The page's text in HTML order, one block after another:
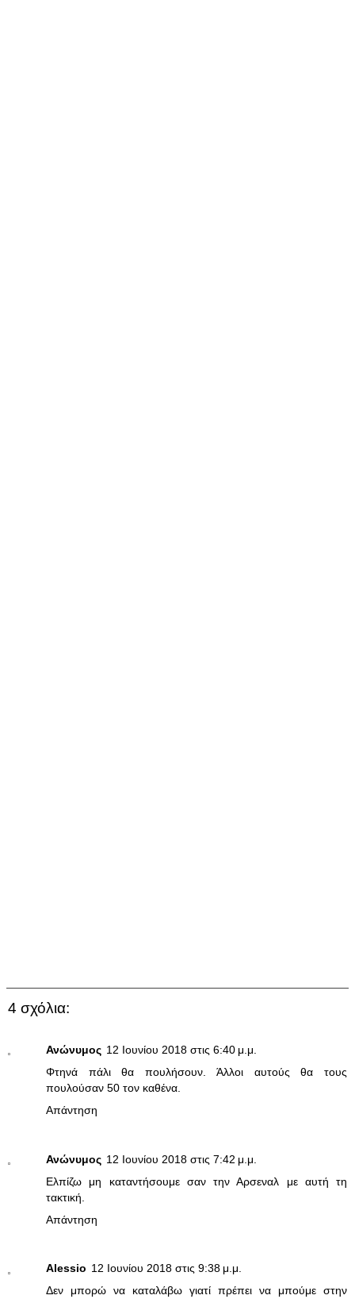
4 σχόλια:
Ανώνυμος 12 Ιουνίου 2018 στις 6:40 μ.μ.
Φτηνά πάλι θα πουλήσουν. Άλλοι αυτούς θα τους
πουλούσαν 50 τον καθένα.
Απάντηση
Ανώνυμος 12 Ιουνίου 2018 στις 7:42 μ.μ.
Ελπίζω μη καταντήσουμε σαν την Αρσεναλ με αυτή τη
τακτική.
Απάντηση
Alessio 12 Ιουνίου 2018 στις 9:38 μ.μ.
Δεν μπορώ να καταλάβω γιατί πρέπει να μπούμε στην